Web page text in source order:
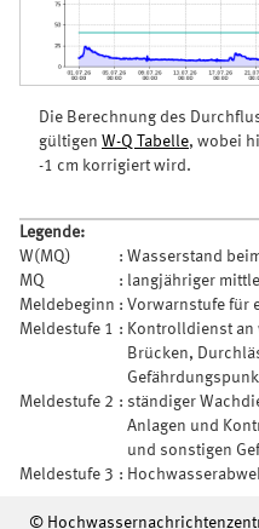
Die Berechnung des
gültigen W-Q Tabelle, wobei
-1 cm korrigiert wird.
Legende:
W(MQ)
: Wasserstand
MQ
: langjähriger
Meldebeginn : Vorwarnstufe für
Meldestufe 1 : Kontrolldienst an
Brücken,
Meldestufe 2 : ständiger
Anlagen und
und sonstigen
Meldestufe 3 :
©